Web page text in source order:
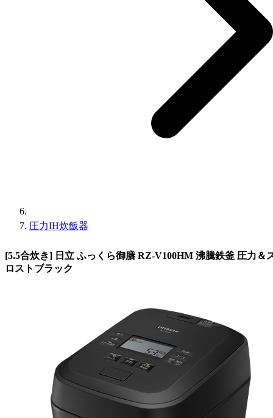
圧力IH炊飯器
[5.5合炊き] 日立 ふっくら御膳 RZ-V100HM 沸騰鉄釜 圧力＆
ロストブラック